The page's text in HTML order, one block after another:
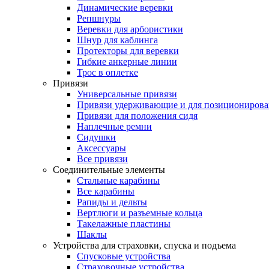
Динамические веревки
Репшнуры
Веревки для арбористики
Шнур для каблинга
Протекторы для веревки
Гибкие анкерные линии
Трос в оплетке
Привязи
Универсальные привязи
Привязи удерживающие и для
Привязи для положения сидя
Наплечные ремни
Сидушки
Аксессуары
Все привязи
Соединительные элементы
Стальные карабины
Все карабины
Рапиды и дельты
Вертлюги и разъемные кольца
Такелажные пластины
Шаклы
Устройства для страховки, спуска и подъема
Спусковые устройства
Страховочные устройства